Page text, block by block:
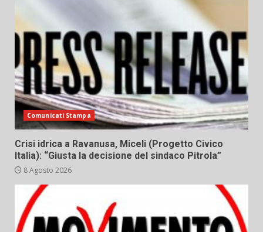
Comunicati Stampa
Crisi idrica a Ravanusa, Miceli (Progetto Civico
Italia): “Giusta la decisione del sindaco Pitrola”
8 Agosto 2026